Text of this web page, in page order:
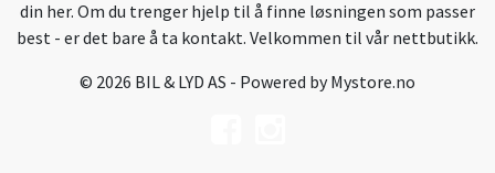
din her. Om du trenger hjelp til å finne løsningen som passer
best - er det bare å ta kontakt. Velkommen til vår nettbutikk.
© 2026 BIL & LYD AS - Powered byMystore.no